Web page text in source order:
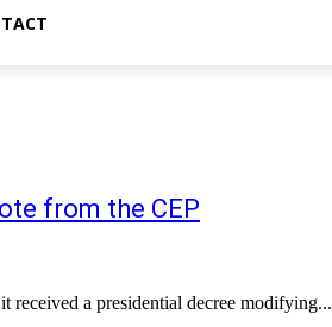
from the CEP
received a presidential decree modifying...